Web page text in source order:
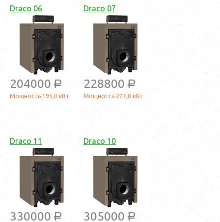
Draco 06
204000 a
Мощность 195,0 кВт
Draco 07
228800 a
Мощность 227,0 кВт
Draco 11
330000 a
Draco 10
305000 a